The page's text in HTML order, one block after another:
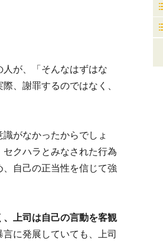
が、「そんなはずはな
、謝罪するのではなく、
がなかったからでしょ
クハラとみなされた行為
自己の正当性を信じて強
上司は自己の言動を客観
に発展していても、上司